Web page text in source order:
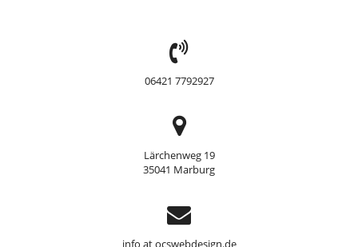
TEL:
06421 7792927
Adresse
Lärchenweg 19
35041 Marburg
Support
info at ocswebdesign.de